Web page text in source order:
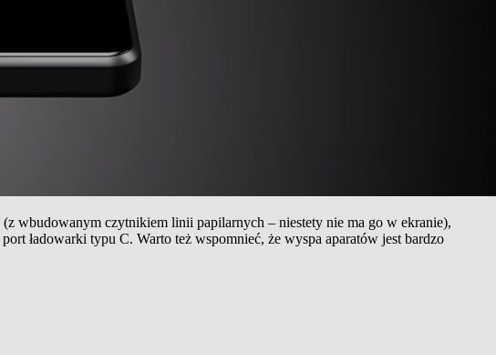
wbudowanym czytnikiem linii papilarnych – niestety nie ma go w ekranie),
ładowarki typu C. Warto też wspomnieć, że wyspa aparatów jest bardzo